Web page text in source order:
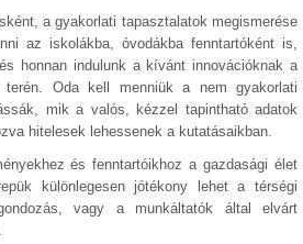
a gyakorlati tapasztalatok megismerése
az iskolákba, óvodákba fenntartóként is,
honnan indulunk a kívánt innovációknak a
terén. Oda kell menniük a nem gyakorlati
mik a valós, kézzel tapintható adatok
hitelesek lehessenek a kutatásaikban.
és fenntartóikhoz a gazdasági élet
különlegesen jótékony lehet a térségi
vagy a munkáltatók által elvárt